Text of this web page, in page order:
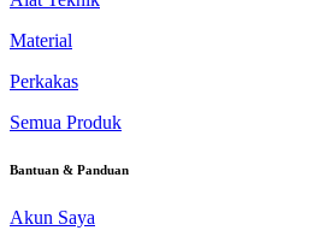
Material
Perkakas
Semua Produk
Bantuan & Panduan
Akun Saya